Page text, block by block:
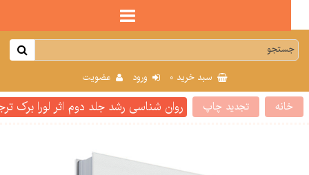
سبد خرید0 ورود عضویت
تجدید چاپ روان شناسی رشد جلد دوم اثر لورا برک